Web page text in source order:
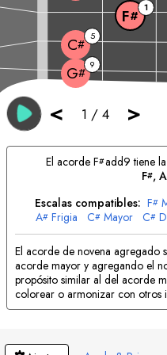
< 1 / 4 >
G# 9
C# 5
F# 1
El acordeF#add9 tiene
F#, A
Escalas compatibles: F#
A# Frigia C# Mayor C#
El acorde de novena agregado
acorde mayor y agregando el
propósito similar al del acorde
colorear o armonizar con otros